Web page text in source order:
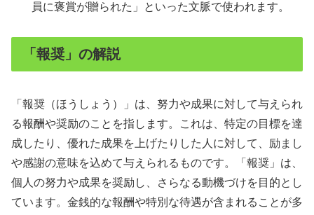
員に褒賞が贈られた」といった文脈で使われます。
「報奨」の解説
「報奨（ほうしょう）」は、努力や成果に対して与えられ
る報酬や奨励のことを指します。これは、特定の目標を達
成したり、優れた成果を上げたりした人に対して、励まし
や感謝の意味を込めて与えられるものです。「報奨」は、
個人の努力や成果を奨励し、さらなる動機づけを目的とし
ています。金銭的な報酬や特別な待遇が含まれることが多